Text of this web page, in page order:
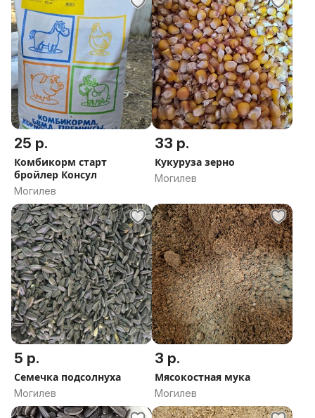
25 р.
Комбикорм старт
бройлер Консул
Могилев
33 р.
Кукуруза зерно
Могилев
5 р.
Семечка подсолнуха
Могилев
3 р.
Мясокостная мука
Могилев